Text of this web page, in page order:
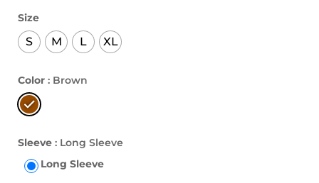
Size
S M L XL
Color : Brown
Sleeve : Long Sleeve
Long Sleeve